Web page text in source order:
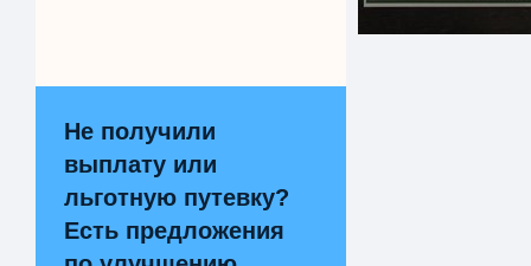
Не получили
выплату или
льготную путевку?
Есть предложения